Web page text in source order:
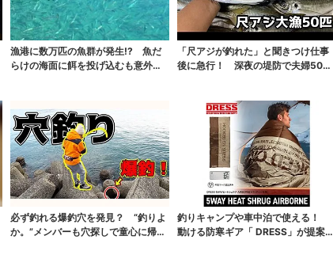
漁港に数万匹の魚群が発生!? 魚だ
らけの海面に餌を投げ込むも意外な
「尺アジが釣れた」と聞きつけ仕事
後に急行！ 深夜の堤防で夫婦50匹
必ず釣れる爆釣穴を発見？ “釣りよ
か。”メンバーも穴探しで童心に帰る
釣りキャンプや車中泊で使える！
動ける防寒ギア「 DRESS」が提案す